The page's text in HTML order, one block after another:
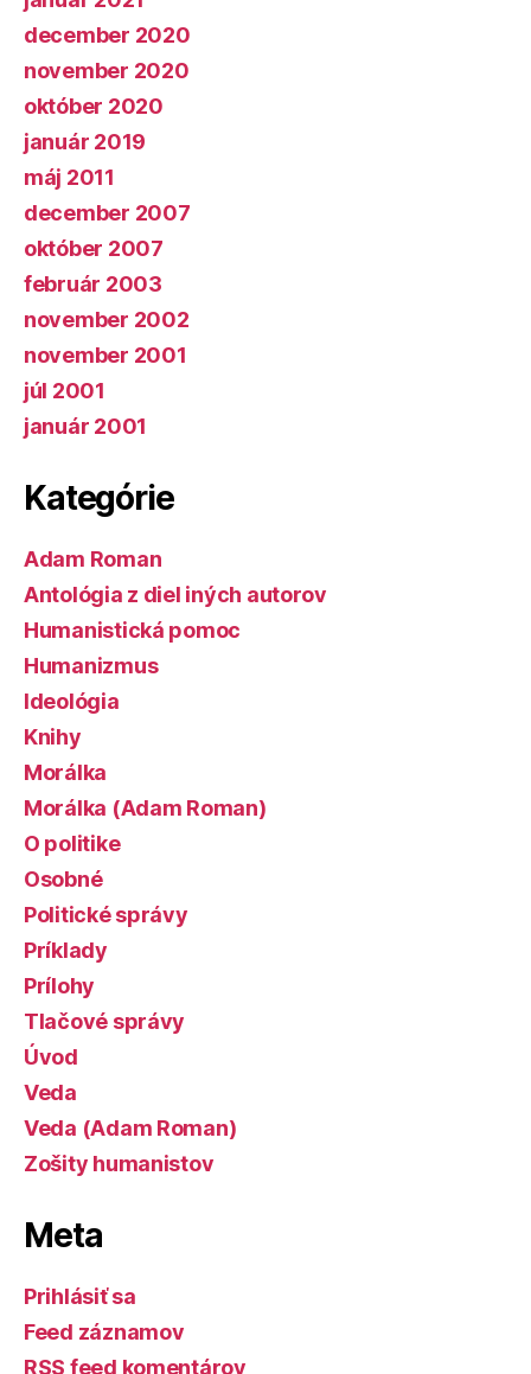
december 2020
november 2020
október 2020
január 2019
máj 2011
december 2007
október 2007
február 2003
november 2002
november 2001
júl 2001
január 2001
Kategórie
Adam Roman
Antológia z diel iných autorov
Humanistická pomoc
Humanizmus
Ideológia
Knihy
Morálka
Morálka (Adam Roman)
O politike
Osobné
Politické správy
Príklady
Prílohy
Tlačové správy
Úvod
Veda
Veda (Adam Roman)
Zošity humanistov
Meta
Prihlásiť sa
Feed záznamov
RSS feed komentárov